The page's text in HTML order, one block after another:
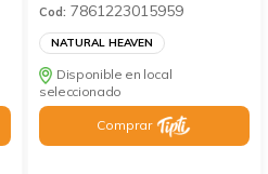
Cod: 7861223015959
NATURAL HEAVEN
Disponible en local
seleccionado
Comprar